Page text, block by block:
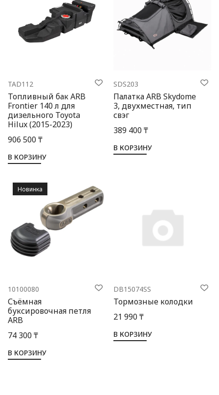
TAD112
Топливный бак ARB
Frontier 140 л для
дизельного Toyota
Hilux (2015-2023)
906 500 ₸
В КОРЗИНУ
SDS203
Палатка ARB Skydome
3, двухместная, тип
свэг
389 400 ₸
В КОРЗИНУ
10100080
Съёмная
буксировочная петля
ARB
74 300 ₸
В КОРЗИНУ
Новинка
DB15074SS
Тормозные колодки
21 990 ₸
В КОРЗИНУ